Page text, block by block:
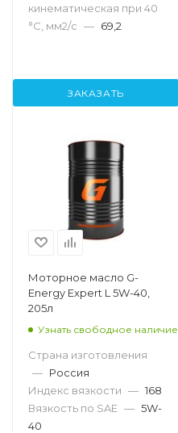
кинематическая при 40
°С, мм2/с — 69,2
ЗАКАЗАТЬ
Моторное масло G-
Energy Expert L 5W-40,
205л
Узнать свободное наличие
Страна изготовления
— Россия
Индекс вязкости — 168
Вязкость по SAE — 5W-
40